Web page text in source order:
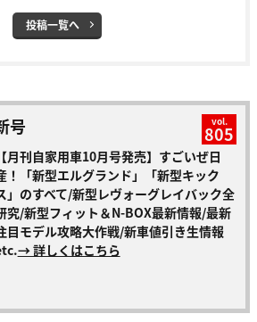
投稿一覧へ
号 vol.
805
【月刊自家用車10月号発売】すごいぜ日
！「新型エルグランド」「新型キック
」のすべて/新型レヴォーグレイバック全
究/新型フィット＆N-BOX最新情報/最新
目モデル攻略大作戦/新車値引き生情報
→ 詳しくはこちら